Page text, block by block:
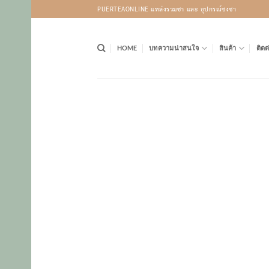
to
PUERTEAONLINE แหล่งรวมชา และ อุปกรณ์ชงชา
HOME บทความน่าสนใจ สินค้า ติด